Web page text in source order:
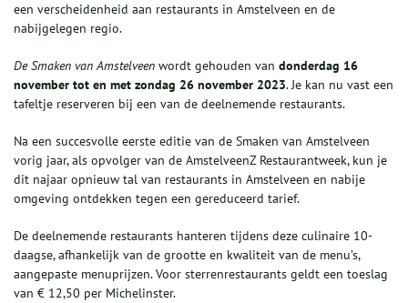
een verscheidenheid aan restaurants in Amstelveen en de
nabijgelegen regio.
De Smaken van Amstelveen wordt gehouden van donderdag 16
november tot en met zondag 26 november 2023. Je kan nu vast een
tafeltje reserveren bij een van de deelnemende restaurants.
Na een succesvolle eerste editie van de Smaken van Amstelveen
vorig jaar, als opvolger van de AmstelveenZ Restaurantweek, kun je
dit najaar opnieuw tal van restaurants in Amstelveen en nabije
omgeving ontdekken tegen een gereduceerd tarief.
De deelnemende restaurants hanteren tijdens deze culinaire 10-
daagse, afhankelijk van de grootte en kwaliteit van de menu’s,
aangepaste menuprijzen. Voor sterrenrestaurants geldt een toeslag
van € 12,50 per Michelinster.